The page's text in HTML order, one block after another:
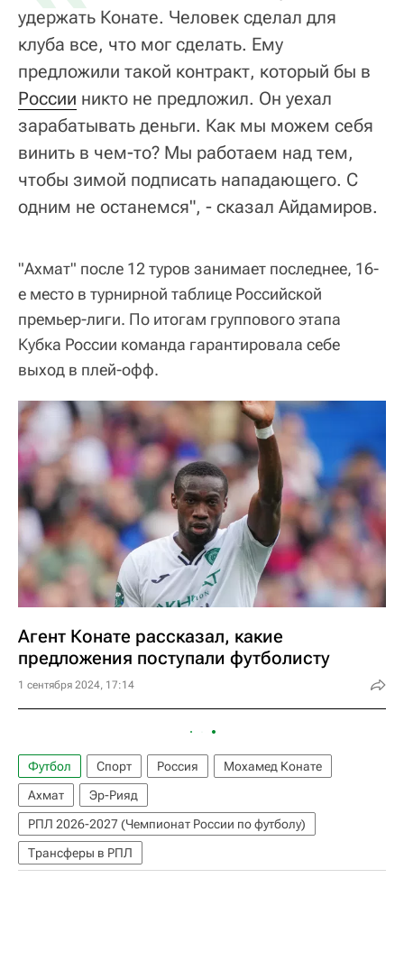
удержать Конате. Человек сделал для
клуба все, что мог сделать. Ему
предложили такой контракт, который бы в
России никто не предложил. Он уехал
зарабатывать деньги. Как мы можем себя
винить в чем-то? Мы работаем над тем,
чтобы зимой подписать нападающего. С
одним не останемся", - сказал Айдамиров.
"Ахмат" после 12 туров занимает последнее, 16-
е место в турнирной таблице Российской
премьер-лиги. По итогам группового этапа
Кубка России команда гарантировала себе
выход в плей-офф.
Агент Конате рассказал, какие
предложения поступали футболисту
1 сентября 2024, 17:14
Футбол Спорт Россия
Мохамед Конате
Ахмат
Эр-Рияд
РПЛ 2026-2027 (Чемпионат России по футболу)
Трансферы в РПЛ